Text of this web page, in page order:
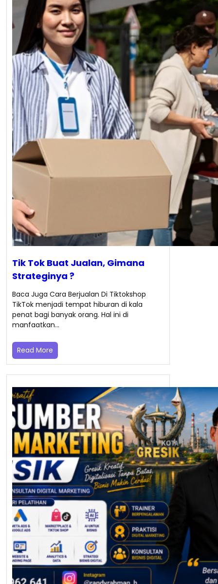
Tik Tok Buat Jualan, Gimana
Strateginya ?
Baca Juga Cara Berjualan Di Tiktokshop
TikTok menjadi tempat hiburan di kala
penat bagi banyak orang. Hal ini di
manfaatkan…
Read More